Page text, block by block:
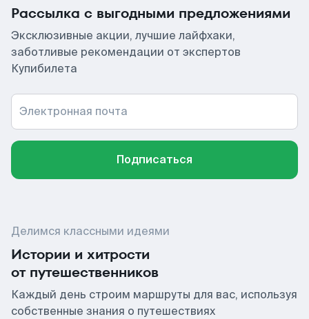
Рассылка с выгодными предложениями
Эксклюзивные акции, лучшие лайфхаки,
заботливые рекомендации от экспертов
Купибилета
Электронная почта
Подписаться
Делимся классными идеями
Истории и хитрости
от путешественников
Каждый день строим маршруты для вас, используя
собственные знания о путешествиях